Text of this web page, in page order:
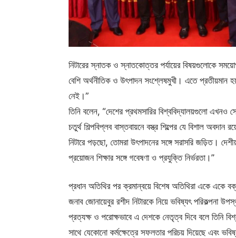
নিটারের স্নাতক ও স্নাতকোত্তর পর্যায়ের বিষয়গুলোকে
বেশি অর্থনীতিক ও উৎপাদন সংশ্লেষমুখী। এতে প্রতীয়মান
নেই।”
তিনি বলেন, “দেশের প্রথমসারির বিশ্ববিদ্যালয়গুলো এখনও
চতুর্থ শিল্পবিপ্লব বাস্তবায়নে বস্ত্র শিল্পের যে বিশাল অবদান
নিটারে পড়ছো, তোমরা উৎপাদনের সঙ্গে সরাসরি জড়িত।
প্রয়োজন শিক্ষার সঙ্গে গবেষণা ও প্রযুক্তি নির্ভরতা।”
প্রধান অতিথির পর ক্রমান্বয়ে বিশেষ অতিথিরা একে একে
জনাব জোনায়েবুর রশীদ নিটারকে নিয়ে ভবিষ্যৎ পরিকল্পনা
প্রত্যক্ষ ও পরোক্ষভাবে এ দেশকে নেতৃত্ব দিবে বলে তিনি
সাথে যেকোনো কর্মক্ষেত্রে সফলতার পরিচয় দিয়েছে এবং